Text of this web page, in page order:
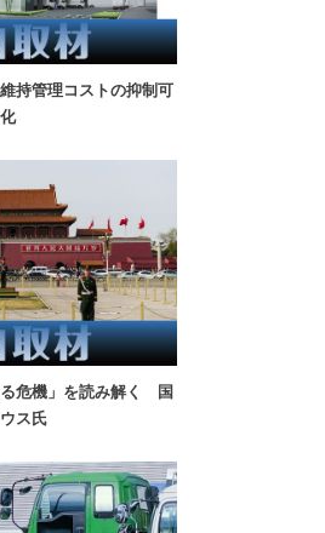
持管理コストの抑制可
る危機」を読み解く 国
ス氏